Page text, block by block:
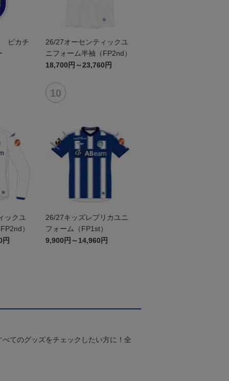
ピカチ
26/27オーセンティックユ
ニフォーム半袖（FP2nd）
18,700円～23,760円
ックユ
）
円
26/27キッズレプリカユニ
フォーム（FP1st）
9,900円～14,960円
てのグッズをチェックしたい方に！全